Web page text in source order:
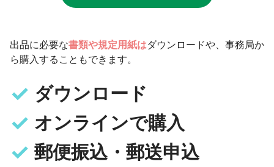
出品に必要な書類や規定用紙はダウンロードや、事務局か
ら購入することもできます。
ダウンロード
オンラインで購入
郵便振込・郵送申込